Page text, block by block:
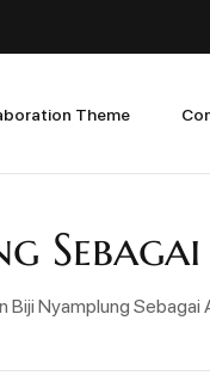
Theme
Biji Nyamplung Sebagai